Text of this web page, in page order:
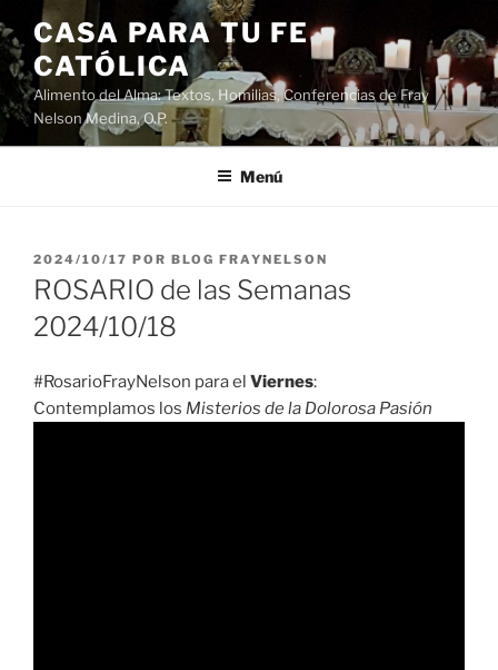
Saltar
al
contenido
CASA PARA TU FE
CATÓLICA
Alimento del Alma: Textos, Homilias, Conferencias de Fray
Nelson Medina, O.P.
Menú
PUBLICADO
EL
2024/10/17 POR BLOG FRAYNELSON
ROSARIO de las Semanas
2024/10/18
#RosarioFrayNelson para el Viernes:
Contemplamos los Misterios de la Dolorosa Pasión